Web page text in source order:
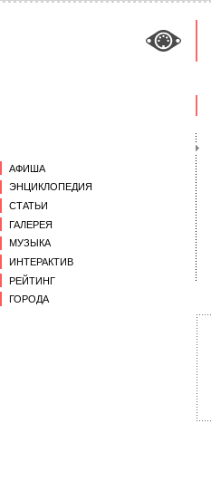
АФИША
ЭНЦИКЛОПЕДИЯ
СТАТЬИ
ГАЛЕРЕЯ
МУЗЫКА
ИНТЕРАКТИВ
РЕЙТИНГ
ГОРОДА